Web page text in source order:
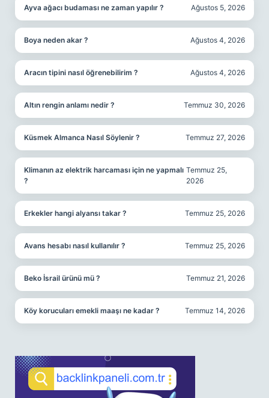
Ayva ağacı budaması ne zaman yapılır ? Ağustos 5, 2026
Boya neden akar ? Ağustos 4, 2026
Aracın tipini nasıl öğrenebilirim ? Ağustos 4, 2026
Altın rengin anlamı nedir ? Temmuz 30, 2026
Küsmek Almanca Nasıl Söylenir ? Temmuz 27, 2026
Klimanın az elektrik harcaması için ne yapmalı
?
Temmuz 25,
2026
Erkekler hangi alyansı takar ? Temmuz 25, 2026
Avans hesabı nasıl kullanılır ? Temmuz 25, 2026
Beko İsrail ürünü mü ? Temmuz 21, 2026
Köy korucuları emekli maaşı ne kadar ? Temmuz 14, 2026